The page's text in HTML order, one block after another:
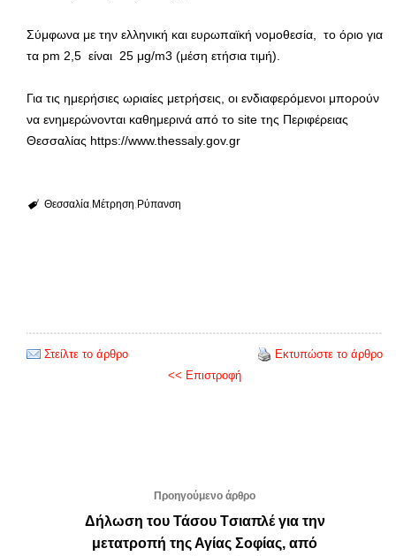
Σύμφωνα με την ελληνική και ευρωπαϊκή νομοθεσία, το όριο για
τα pm 2,5 είναι 25 μg/m3 (μέση ετήσια τιμή).
Για τις ημερήσιες ωριαίες μετρήσεις, οι ενδιαφερόμενοι μπορούν
να ενημερώνονται καθημερινά από το site της Περιφέρειας
Θεσσαλίας https://www.thessaly.gov.gr
Θεσσαλία Μέτρηση Ρύπανση
Στείλτε το άρθρο
Εκτυπώστε το άρθρο
<< Επιστροφή
Προηγούμενο άρθρο
Δήλωση του Τάσου Tσιαπλέ για την
μετατροπή της Αγίας Σοφίας, από